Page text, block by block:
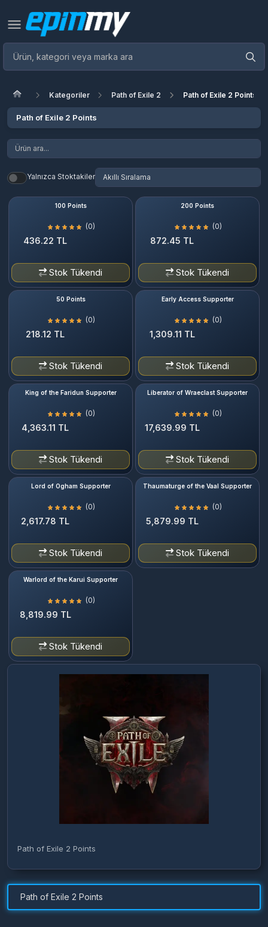
Kategoriler Path of Exile 2 Path of Exile 2 Points
Path of Exile 2 Points
Yalnızca Stoktakiler
100 Points
(0)
436.22 TL
Stok Tükendi
200 Points
(0)
872.45 TL
Stok Tükendi
50 Points
(0)
218.12 TL
Stok Tükendi
Early Access Supporter
(0)
1,309.11 TL
Stok Tükendi
King of the Faridun Supporter
(0)
4,363.11 TL
Stok Tükendi
Liberator of Wraeclast Supporter
(0)
17,639.99 TL
Stok Tükendi
Lord of Ogham Supporter
(0)
2,617.78 TL
Stok Tükendi
Thaumaturge of the Vaal Supporter
(0)
5,879.99 TL
Stok Tükendi
Warlord of the Karui Supporter
(0)
8,819.99 TL
Stok Tükendi
Path of Exile 2 Points
Path of Exile 2 Points